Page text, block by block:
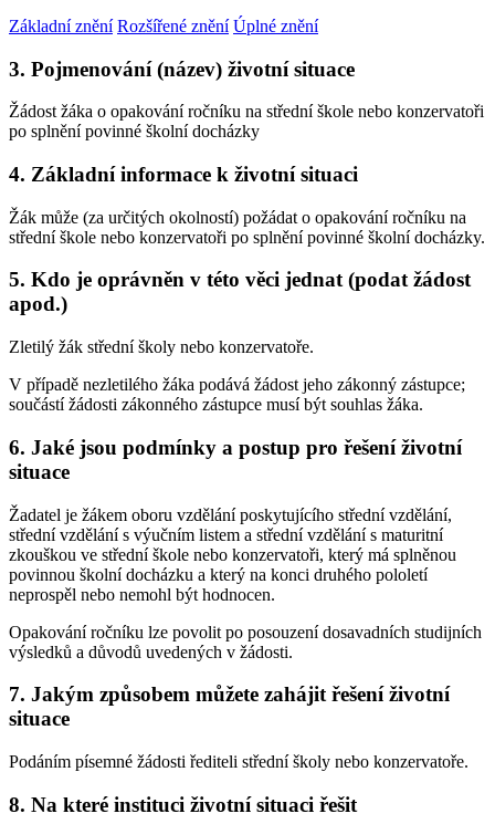
Základní znění Rozšířené znění Úplné znění
3. Pojmenování (název) životní situace
Žádost žáka o opakování ročníku na střední škole nebo konzervatoři
po splnění povinné školní docházky
4. Základní informace k životní situaci
Žák může (za určitých okolností) požádat o opakování ročníku na
střední škole nebo konzervatoři po splnění povinné školní docházky.
5. Kdo je oprávněn v této věci jednat (podat žádost
apod.)
Zletilý žák střední školy nebo konzervatoře.
V případě nezletilého žáka podává žádost jeho zákonný zástupce;
součástí žádosti zákonného zástupce musí být souhlas žáka.
6. Jaké jsou podmínky a postup pro řešení životní
situace
Žadatel je žákem oboru vzdělání poskytujícího střední vzdělání,
střední vzdělání s výučním listem a střední vzdělání s maturitní
zkouškou ve střední škole nebo konzervatoři, který má splněnou
povinnou školní docházku a který na konci druhého pololetí
neprospěl nebo nemohl být hodnocen.
Opakování ročníku lze povolit po posouzení dosavadních studijních
výsledků a důvodů uvedených v žádosti.
7. Jakým způsobem můžete zahájit řešení životní
situace
Podáním písemné žádosti řediteli střední školy nebo konzervatoře.
8. Na které instituci životní situaci řešit